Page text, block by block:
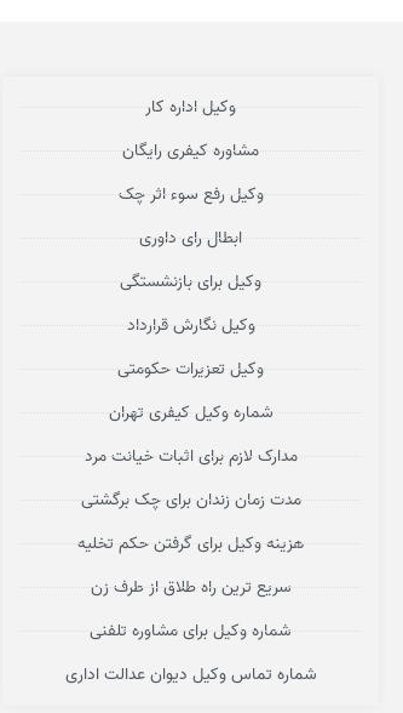
وکیل اداره کار
مشاوره کیفری رایگان
وکیل رفع سوء اثر چک
ابطال رای داوری
وکیل برای بازنشستگی
وکیل نگارش قرارداد
وکیل تعزیرات حکومتی
شماره وکیل کیفری تهران
مدارک لازم برای اثبات خیانت مرد
مدت زمان زندان برای چک برگشتی
هزینه وکیل برای گرفتن حکم تخلیه
سریع ترین راه طلاق از طرف زن
شماره وکیل برای مشاوره تلفنی
شماره تماس وکیل دیوان عدالت اداری